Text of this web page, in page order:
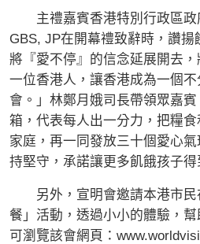
主禮嘉賓香港特別行政區政
GBS, JP在開幕禮致辭時，讚
將『愛不停』的信念延展開去
一位香港人，讓香港成為一個
會。」林鄭月娥司長帶領眾嘉
箱，代表每人出一分力，把糧
家庭，再一同發放三十個愛心
持堅守，承諾讓更多飢餓孩子得
另外，宣明會邀請本港市民
餐」活動，透過小小的體驗，
可瀏覽該會網頁：